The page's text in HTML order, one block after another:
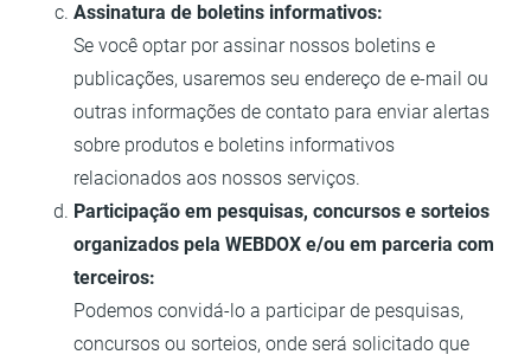
Assinatura de boletins informativos:
Se você optar por assinar nossos boletins e
publicações, usaremos seu endereço de e-mail ou
outras informações de contato para enviar alertas
sobre produtos e boletins informativos
relacionados aos nossos serviços.
Participação em pesquisas, concursos e sorteios
organizados pela WEBDOX e/ou em parceria com
terceiros:
Podemos convidá-lo a participar de pesquisas,
concursos ou sorteios, onde será solicitado que